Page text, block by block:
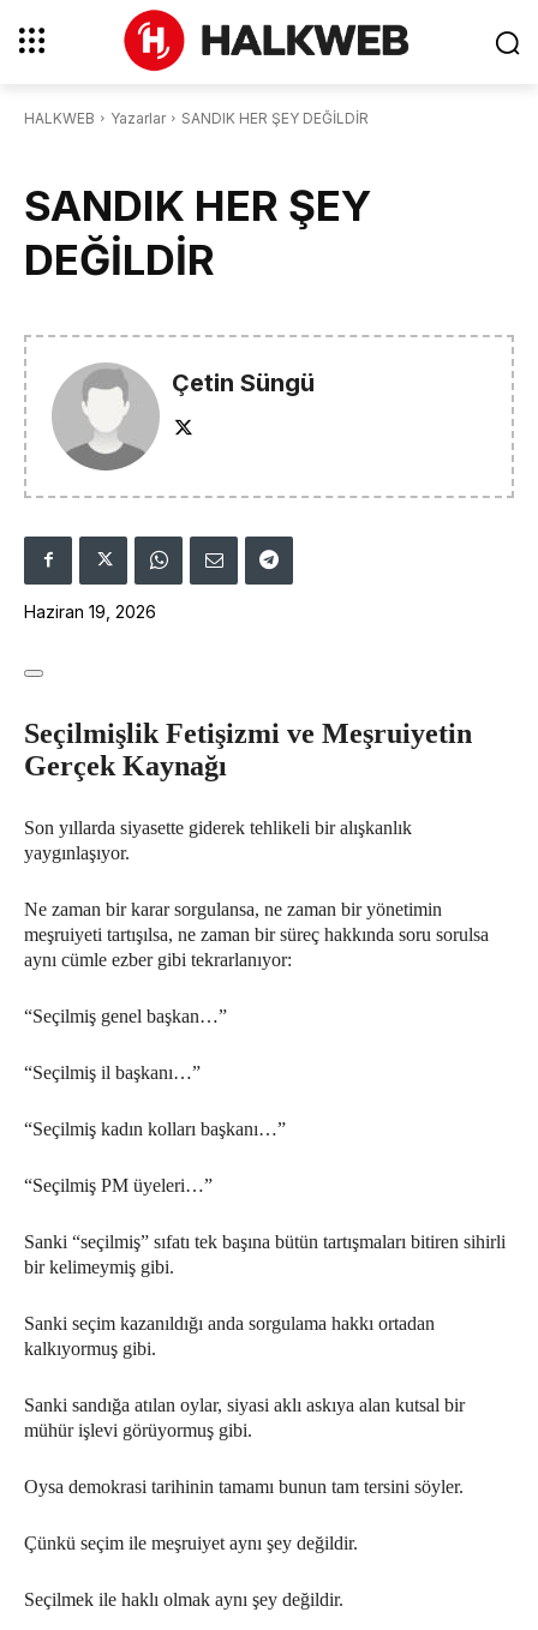
HALKWEB Yazarlar SANDIK HER ŞEY DEĞİLDİR
SANDIK HER ŞEY
DEĞİLDİR
Çetin Süngü
Haziran 19, 2026
Seçilmişlik Fetişizmi ve Meşruiyetin
Gerçek Kaynağı
Son yıllarda siyasette giderek tehlikeli bir alışkanlık
yaygınlaşıyor.
Ne zaman bir karar sorgulansa, ne zaman bir yönetimin
meşruiyeti tartışılsa, ne zaman bir süreç hakkında soru sorulsa
aynı cümle ezber gibi tekrarlanıyor:
“Seçilmiş genel başkan…”
“Seçilmiş il başkanı…”
“Seçilmiş kadın kolları başkanı…”
“Seçilmiş PM üyeleri…”
Sanki “seçilmiş” sıfatı tek başına bütün tartışmaları bitiren sihirli
bir kelimeymiş gibi.
Sanki seçim kazanıldığı anda sorgulama hakkı ortadan
kalkıyormuş gibi.
Sanki sandığa atılan oylar, siyasi aklı askıya alan kutsal bir
mühür işlevi görüyormuş gibi.
Oysa demokrasi tarihinin tamamı bunun tam tersini söyler.
Çünkü seçim ile meşruiyet aynı şey değildir.
Seçilmek ile haklı olmak aynı şey değildir.